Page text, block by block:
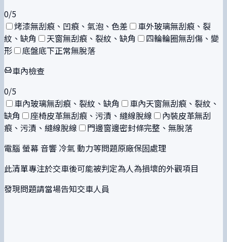
0/5
烤漆無刮痕、凹痕、氣泡、色差
車外玻璃無刮痕、裂
紋、缺角
天窗無刮痕、裂紋、缺角
四輪輪圈無刮傷、變
形
底盤底下正常無脫落
車內檢查
0/5
車內玻璃無刮痕、裂紋、缺角
車內天窗無刮痕、裂紋、
缺角
座椅皮革無刮痕、污漬、縫線脫線
內裝皮革無刮
痕、污漬、縫線脫線
門邊窗邊密封條完整、無脫落
電腦 螢幕 音響 冷氣 動力等問題原廠保固處理
此清單專注於交車後可能被判定為人為損壞的外觀項目
發現問題請當場告知交車人員